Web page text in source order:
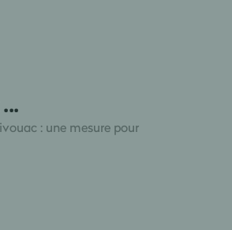
: une mesure pour